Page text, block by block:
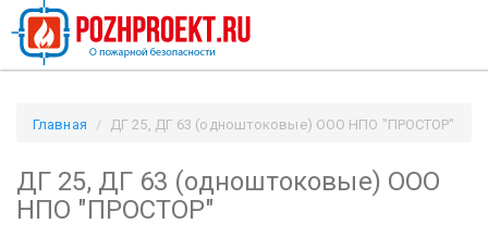
Главная
ДГ 25, ДГ 63 (одноштоковые) ООО НПО "ПРОСТОР"
ДГ 25, ДГ 63 (одноштоковые) ООО
НПО "ПРОСТОР"